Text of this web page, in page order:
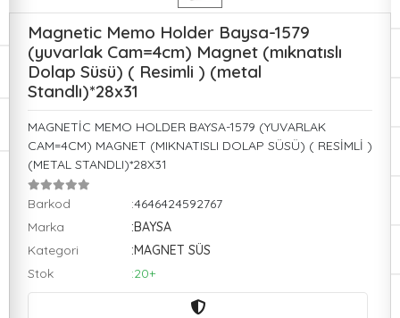
Magnetic Memo Holder Baysa-1579
(yuvarlak Cam=4cm) Magnet (mıknatıslı
Dolap Süsü) ( Resimli ) (metal
Standlı)*28x31
MAGNETİC MEMO HOLDER BAYSA-1579 (YUVARLAK
CAM=4CM) MAGNET (MIKNATISLI DOLAP SÜSÜ) ( RESİMLİ )
(METAL STANDLI)*28X31
Barkod
:4646424592767
Marka
:BAYSA
Kategori
:MAGNET SÜS
Stok
:20+